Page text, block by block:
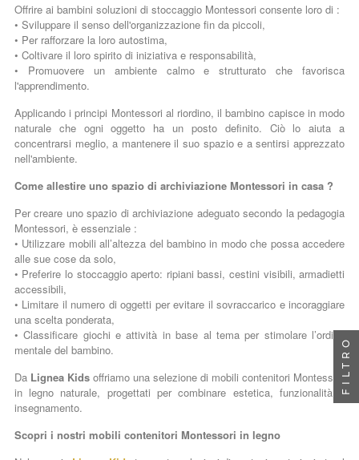
Offrire ai bambini soluzioni di stoccaggio Montessori consente loro di :
• Sviluppare il senso dell'organizzazione fin da piccoli,
• Per rafforzare la loro autostima,
• Coltivare il loro spirito di iniziativa e responsabilità,
• Promuovere un ambiente calmo e strutturato che favorisca
l'apprendimento.
Applicando i principi Montessori al riordino, il bambino capisce in modo
naturale che ogni oggetto ha un posto definito. Ciò lo aiuta a
concentrarsi meglio, a mantenere il suo spazio e a sentirsi apprezzato
nell'ambiente.
Come allestire uno spazio di archiviazione Montessori in casa ?
Per creare uno spazio di archiviazione adeguato secondo la pedagogia
Montessori, è essenziale :
• Utilizzare mobili all’altezza del bambino in modo che possa accedere
alle sue cose da solo,
• Preferire lo stoccaggio aperto: ripiani bassi, cestini visibili, armadietti
accessibili,
• Limitare il numero di oggetti per evitare il sovraccarico e incoraggiare
una scelta ponderata,
• Classificare giochi e attività in base al tema per stimolare l’ordine
mentale del bambino.
Da Lignea Kidsoffriamo una selezione di mobili contenitori Montessori
in legno naturale, progettati per combinare estetica, funzionalità e
insegnamento.
Scopri i nostri mobili contenitori Montessori in legno
FILTRO